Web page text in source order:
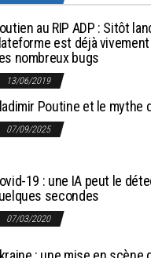
au RIP ADP : Sitôt
est déjà
nombreux bugs
13/06/2019
Poutine et le mythe
07/09/2025
19 : une IA peut le
secondes
07/03/2020